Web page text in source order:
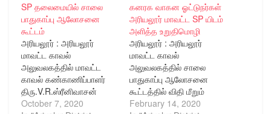
SP தலைமையில் சாலை
பாதுகாப்பு ஆலோசனை
கூட்டம்
அரியலூர் : அரியலூர்
மாவட்ட காவல்
அலுவலகத்தில் மாவட்ட
காவல் கண்காணிப்பாளர்
திரு.V.R.ஸ்ரீனிவாசன்
அவர்கள் தலைமையில்
October 7, 2020
கனரக வாகன ஓட்டுநர்கள்
அரியலூர் மாவட்ட SP யிடம்
அளித்த உறுதிமொழி
அரியலூர் : அரியலூர்
மாவட்ட காவல்
அலுவலகத்தில் சாலை
பாதுகாப்பு ஆலோசனை
கூட்டத்தில் விதி மீறும்
கனரக வாகனங்களின்
February 14, 2020